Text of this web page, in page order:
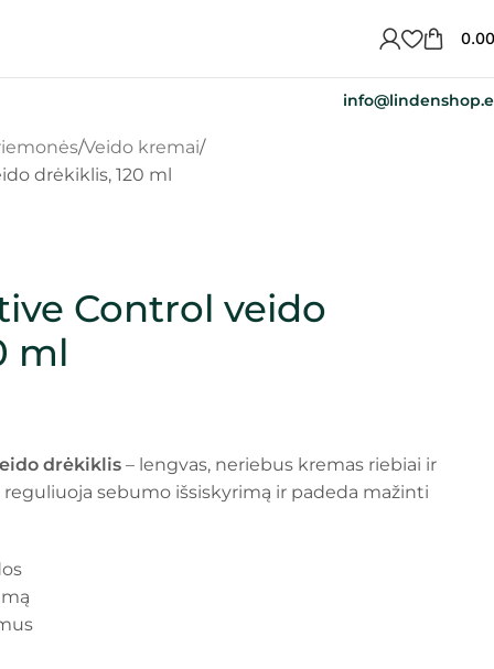
0.00
Veido kremai
drėkiklis, 120 ml
Control veido
ml
drėkiklis – lengvas, neriebus kremas riebiai ir
sebumo išsiskyrimą ir padeda mažinti